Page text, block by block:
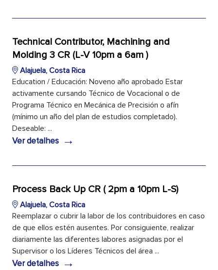
Technical Contributor, Machining and
Molding 3 CR (L-V 10pm a 6am )
Alajuela, Costa Rica
Education / Educación: Noveno año aprobado Estar
activamente cursando Técnico de Vocacional o de
Programa Técnico en Mecánica de Precisión o afín
(mínimo un año del plan de estudios completado).
Deseable: ...
Ver detalhes →
Process Back Up CR ( 2pm a 10pm L-S)
Alajuela, Costa Rica
Reemplazar o cubrir la labor de los contribuidores en caso
de que ellos estén ausentes. Por consiguiente, realizar
diariamente las diferentes labores asignadas por el
Supervisor o los Líderes Técnicos del área ...
Ver detalhes →